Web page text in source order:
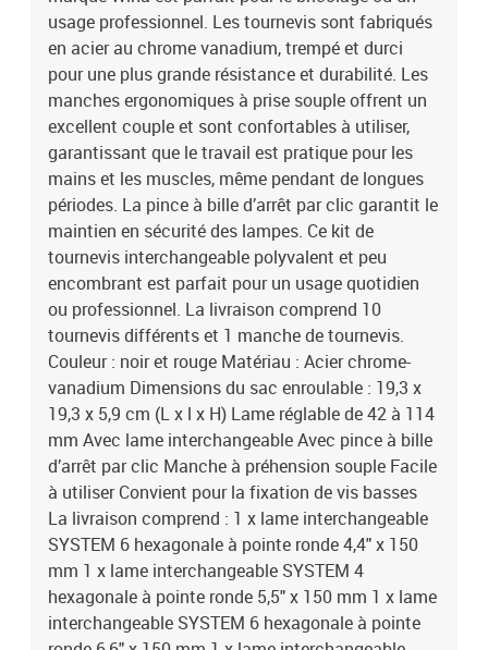
usage professionnel. Les tournevis sont fabriqués
en acier au chrome vanadium, trempé et durci
pour une plus grande résistance et durabilité. Les
manches ergonomiques à prise souple offrent un
excellent couple et sont confortables à utiliser,
garantissant que le travail est pratique pour les
mains et les muscles, même pendant de longues
périodes. La pince à bille d’arrêt par clic garantit le
maintien en sécurité des lampes. Ce kit de
tournevis interchangeable polyvalent et peu
encombrant est parfait pour un usage quotidien
ou professionnel. La livraison comprend 10
tournevis différents et 1 manche de tournevis.
Couleur : noir et rouge Matériau : Acier chrome-
vanadium Dimensions du sac enroulable : 19,3 x
19,3 x 5,9 cm (L x l x H) Lame réglable de 42 à 114
mm Avec lame interchangeable Avec pince à bille
d’arrêt par clic Manche à préhension souple Facile
à utiliser Convient pour la fixation de vis basses
La livraison comprend : 1 x lame interchangeable
SYSTEM 6 hexagonale à pointe ronde 4,4" x 150
mm 1 x lame interchangeable SYSTEM 4
hexagonale à pointe ronde 5,5" x 150 mm 1 x lame
interchangeable SYSTEM 6 hexagonale à pointe